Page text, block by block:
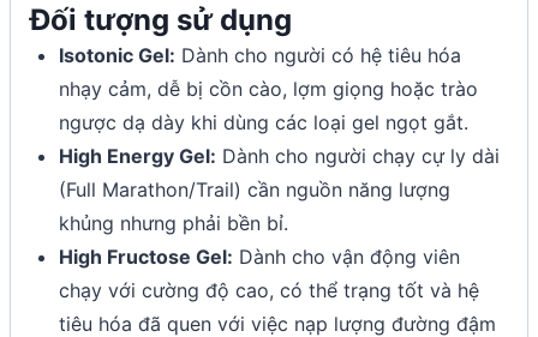
Đối tượng sử dụng
Isotonic Gel: Dành cho người có hệ tiêu hóa
nhạy cảm, dễ bị cồn cào, lợm giọng hoặc trào
ngược dạ dày khi dùng các loại gel ngọt gắt.
High Energy Gel: Dành cho người chạy cự ly dài
(Full Marathon/Trail) cần nguồn năng lượng
khủng nhưng phải bền bỉ.
High Fructose Gel: Dành cho vận động viên
chạy với cường độ cao, có thể trạng tốt và hệ
tiêu hóa đã quen với việc nạp lượng đường đậm